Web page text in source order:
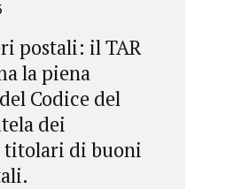
postali: il TAR
la piena
Codice del
dei
di buoni